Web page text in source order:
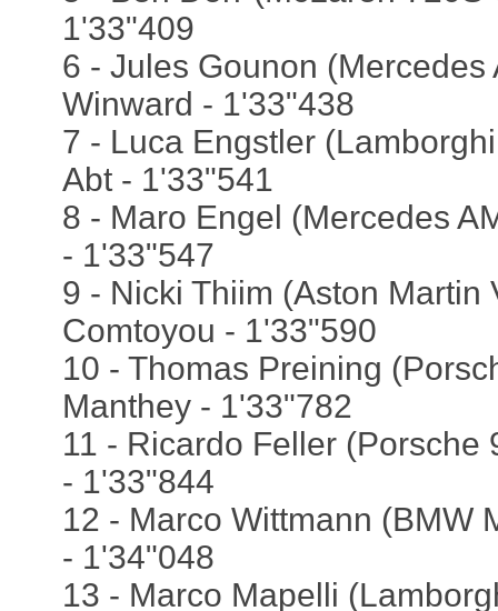
1'33"409
6 - Jules Gounon (Mercedes
Winward - 1'33"438
7 - Luca Engstler
Abt - 1'33"541
8 - Maro Engel (Mercedes
- 1'33"547
9 - Nicki Thiim (Aston Martin
Comtoyou - 1'33"590
10 - Thomas Preining
Manthey - 1'33"782
11 - Ricardo Feller (Porsche
- 1'33"844
12 - Marco Wittmann (BMW
- 1'34"048
13 - Marco Mapelli